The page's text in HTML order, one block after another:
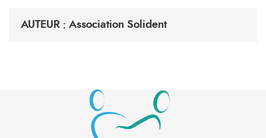
AUTEUR : Association Solident